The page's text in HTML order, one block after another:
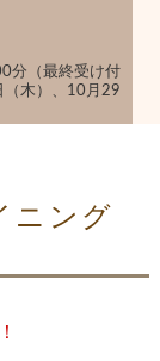
（最終受け付
木）、10月29
ニング